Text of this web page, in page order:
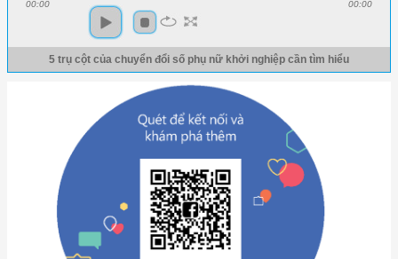
00:00 00:00
5 trụ cột của chuyển đổi số phụ nữ khởi nghiệp cần tìm hiểu